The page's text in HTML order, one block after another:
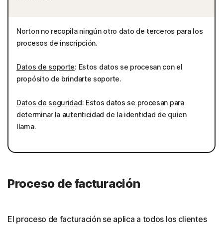
Norton no recopila ningún otro dato de terceros para los
procesos de inscripción.
Datos de soporte: Estos datos se procesan con el
propósito de brindarte soporte.
Datos de seguridad: Estos datos se procesan para
determinar la autenticidad de la identidad de quien
llama.
Proceso de facturación
El proceso de facturación se aplica a todos los clientes